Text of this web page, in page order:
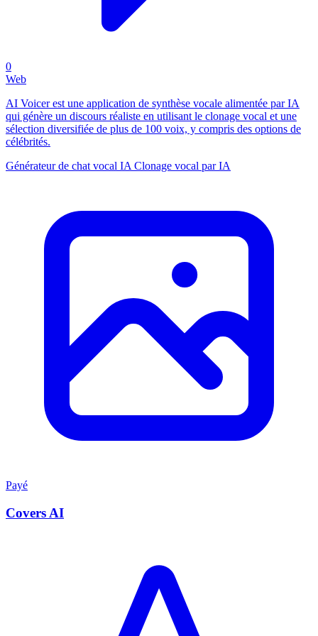
0
Web
AI Voicer est une application de synthèse vocale alimentée par IA
qui génère un discours réaliste en utilisant le clonage vocal et une
sélection diversifiée de plus de 100 voix, y compris des options de
célébrités.
Générateur de chat vocal IA Clonage vocal par IA
Payé
Covers AI